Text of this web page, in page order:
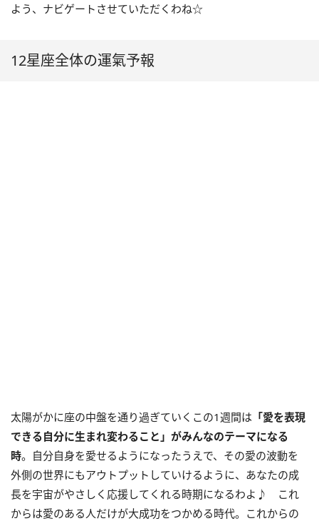
よう、ナビゲートさせていただくわね☆
12星座全体の運氣予報
太陽がかに座の中盤を通り過ぎていくこの1週間は 「愛を表現
できる自分に生まれ変わること」がみんなのテーマになる
時。自分自身を愛せるようになったうえで、その愛の波動を
外側の世界にもアウトプットしていけるように、あなたの成
長を宇宙がやさしく応援してくれる時期になるわよ♪ これ
からは愛のある人だけが大成功をつかめる時代。これからの